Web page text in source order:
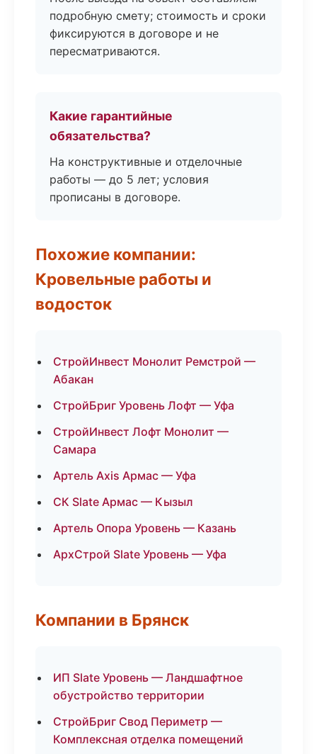
подробную смету; стоимость и сроки
фиксируются в договоре и не
пересматриваются.
Какие гарантийные
обязательства?
На конструктивные и отделочные
работы — до 5 лет; условия
прописаны в договоре.
Похожие компании:
Кровельные работы и
водосток
СтройИнвест Монолит Ремстрой —
Абакан
СтройБриг Уровень Лофт — Уфа
СтройИнвест Лофт Монолит —
Самара
Артель Axis Армас — Уфа
СК Slate Армас — Кызыл
Артель Опора Уровень — Казань
АрхСтрой Slate Уровень — Уфа
Компании в Брянск
ИП Slate Уровень — Ландшафтное
обустройство территории
СтройБриг Свод Периметр —
Комплексная отделка помещений